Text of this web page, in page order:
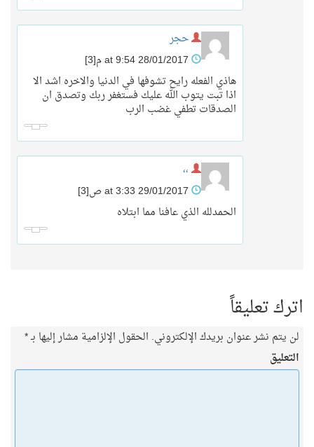
حجر
[3]
هاذي الفعله رايح تشوفها في الدنيا والاخره اشد الا
اذا تبت يتوب الله عليك فستغفر ربك وتصدق ان
الصدقات تطفي غضب الرب
،،
[3]
الحمدلله الذي عافنا مما ابتلاه
اترك تعليقاً
لن يتم نشر عنوان بريدك الإلكتروني. الحقول الإلزامية مشار إليها بـ*
التعليق